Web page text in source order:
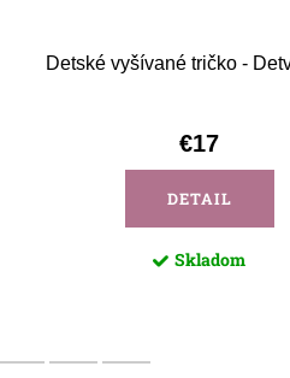
Detské vyšívané tričko -
€17
DETAIL
Skladom